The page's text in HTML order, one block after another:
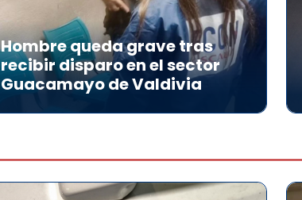
Hombre queda grave tras
recibir disparo en el sector
Guacamayo de Valdivia